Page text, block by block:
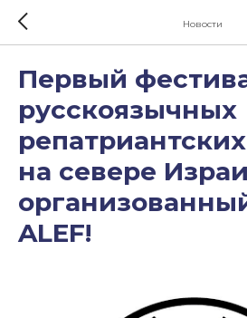
Новости
Первый
русскоязычных
на севере
ALEF!